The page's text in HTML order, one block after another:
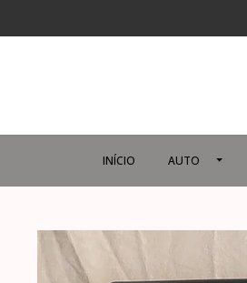
INÍCIO AUTO